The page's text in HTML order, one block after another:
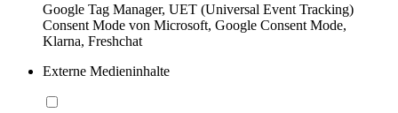
Google Tag Manager, UET (Universal Event Tracking)
Consent Mode von Microsoft, Google Consent Mode,
Klarna, Freshchat
Externe Medieninhalte